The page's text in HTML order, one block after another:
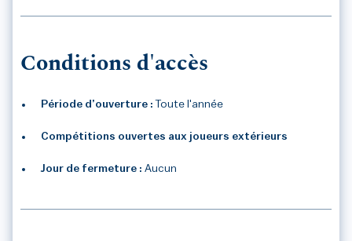
Conditions d'accès
Période d’ouverture : Toute l'année
Compétitions ouvertes aux joueurs extérieurs
Jour de fermeture : Aucun